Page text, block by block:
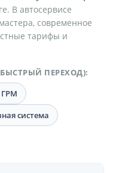
В автосервисе
современное
тарифы и
ПЕРЕХОД):
ГРМ
система